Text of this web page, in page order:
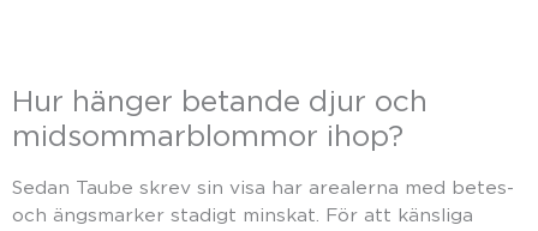
Hur hänger betande djur och
midsommarblommor ihop?
Sedan Taube skrev sin visa har arealerna med betes-
och ängsmarker stadigt minskat. För att känsliga